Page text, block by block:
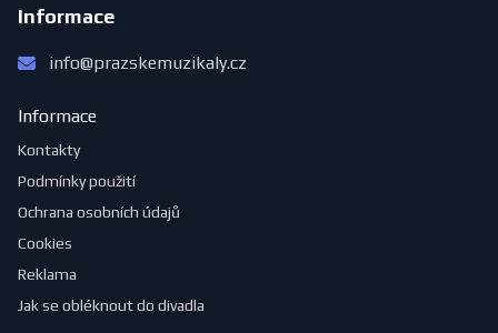
Informace
info@prazskemuzikaly.cz
Informace
Kontakty
Podmínky použití
Ochrana osobních údajů
Cookies
Reklama
Jak se obléknout do divadla